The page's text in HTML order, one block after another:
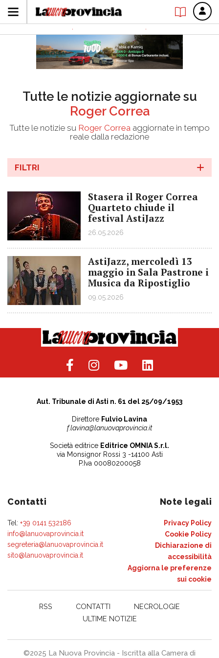
Tutte le notizie aggiornate su
Roger Correa
Tutte le notizie su Roger Correa aggiornate in tempo
reale dalla redazione
FILTRI
Stasera il Roger Correa
Quarteto chiude il
festival AstiJazz
26.05.2026
AstiJazz, mercoledì 13
maggio in Sala Pastrone i
Musica da Ripostiglio
09.05.2026
Aut. Tribunale di Asti n. 61 del 25/09/1953
Direttore Fulvio Lavina
f.lavina@lanuovaprovincia.it
Società editrice Editrice OMNIA S.r.l.
via Monsignor Rossi 3 -14100 Asti
P.Iva 00080200058
Contatti
Tel: +39 0141 532186
info@lanuovaprovincia.it
segreteria@lanuovaprovincia.it
sito@lanuovaprovincia.it
Note legali
Privacy Policy
Cookie Policy
Dichiarazione di
accessibilità
Aggiorna le preferenze
sui cookie
RSS CONTATTI
NECROLOGIE
ULTIME NOTIZIE
©2025 La Nuova Provincia - Iscritta alla Camera di